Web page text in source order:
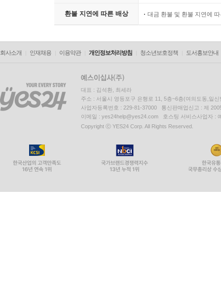
환불 지연에 따른 배상 대금 환불 및 환불 지연에
회사소개 인재채용 이용약관 개인정보처리방침 청소년보호정책 도서홍보안내
대표 : 김석환, 최세라
주소 : 서울시 영등포구 은행로 11, 5층~6층(여의도동,일신
사업자등록번호 : 229-81-37000 통신판매업신고 : 제
이메일 : yes24help@yes24.com 호스팅 서비스사업자 :
Copyright ⓒ YES24 Corp. All Rights Reserved.